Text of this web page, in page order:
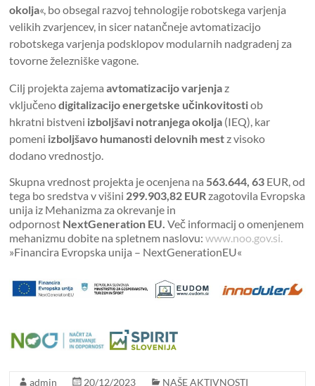
okolja«, bo obsegal razvoj tehnologije robotskega varjenja
velikih zvarjencev, in sicer natančneje avtomatizacijo
robotskega varjenja podsklopov modularnih nadgradenj za
tovorne železniške vagone.
Cilj projekta zajemaavtomatizacijo varjenjaz
vključenodigitalizacijo energetske učinkovitostiob
hkratni bistveni izboljšavi notranjega okolja (IEQ), kar
pomeni izboljšavo humanosti delovnih mestz visoko
dodano vrednostjo.
Skupna vrednost projekta je ocenjena na 563.644, 63 EUR, od
tega bo sredstva v višini 299.903,82 EURzagotovila Evropska
unija iz Mehanizma za okrevanje in
odpornost NextGeneration EU. Več informacij o omenjenem
mehanizmu dobite na spletnem naslovu:www.noo.gov.si.
»Financira Evropska unija – NextGenerationEU«
admin 20/12/2023
NAŠE AKTIVNOSTI